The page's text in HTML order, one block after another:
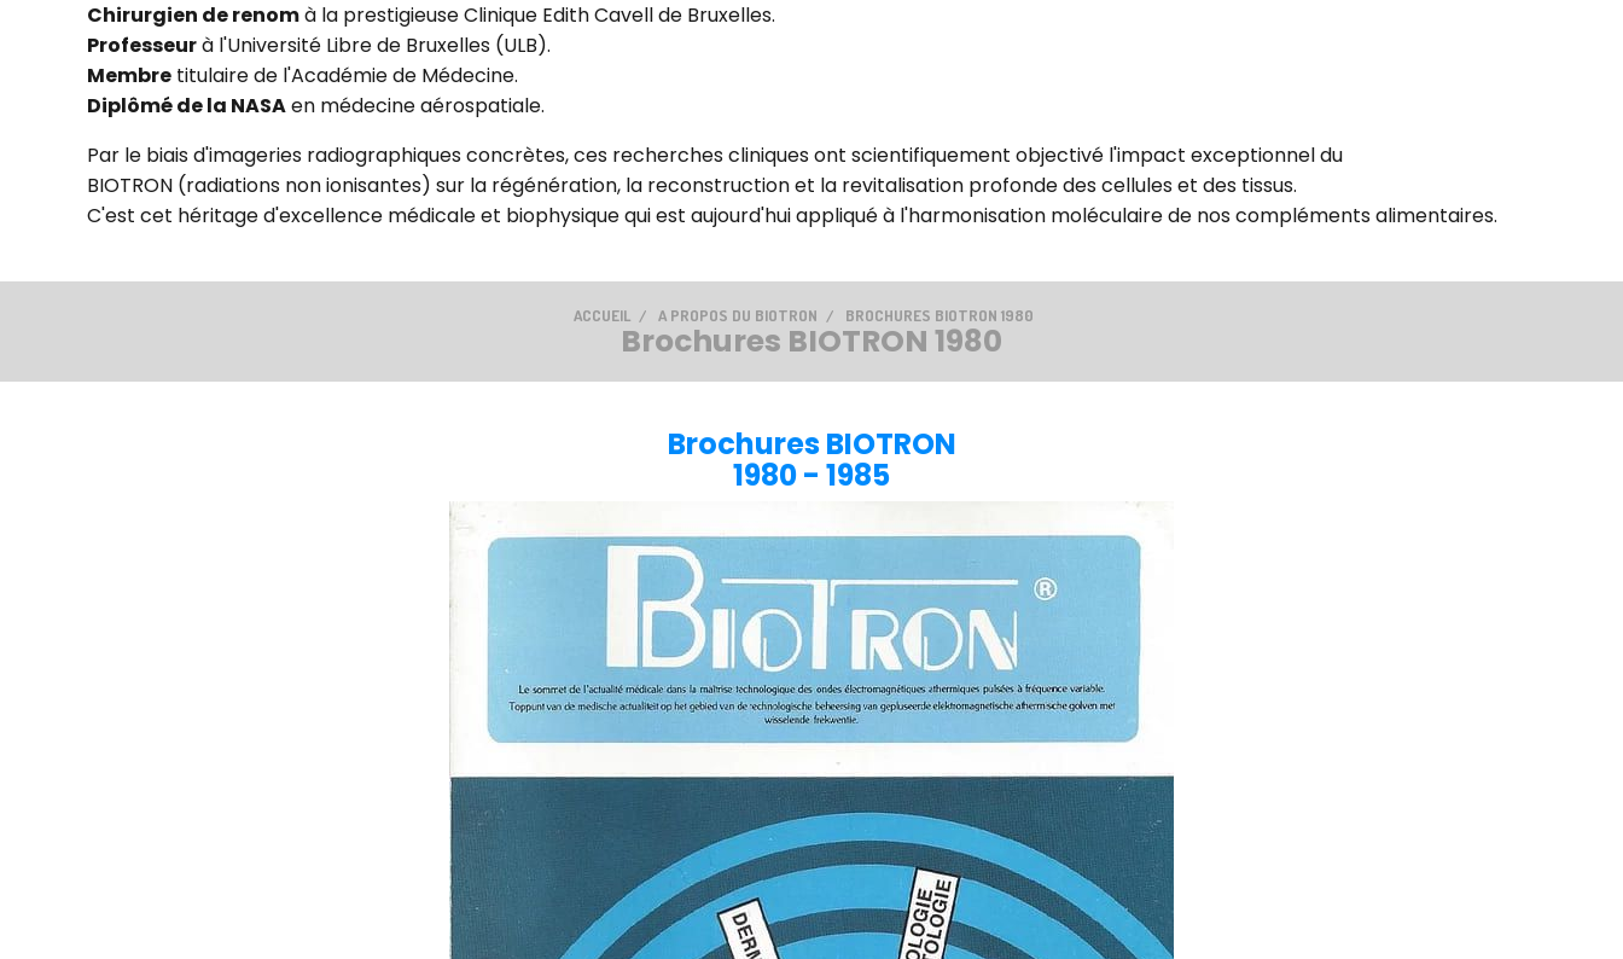
Chirurgien de renomà la prestigieuse Clinique Edith Cavell de Bruxelles.
Professeurà l'Université Libre de Bruxelles (ULB).
Membre titulaire de l'Académie de Médecine.
Diplômé de la NASAen médecine aérospatiale.
Par le biais d'imageries radiographiques concrètes, ces recherches cliniques ont scientifiquement objectivé l'impact exceptionnel du
BIOTRON (radiations non ionisantes) sur la régénération, la reconstruction et la revitalisation profonde des cellules et des tissus.
C'est cet héritage d'excellence médicale et biophysique qui est aujourd'hui appliqué à l'harmonisation moléculaire de nos compléments alimentaires.
ACCUEIL A PROPOS DU BIOTRON BROCHURES BIOTRON 1980
Brochures BIOTRON 1980
Brochures BIOTRON
1980 - 1985